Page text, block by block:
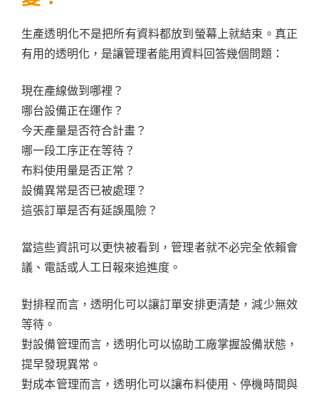
生產透明化不是把所有資料都放到螢幕上就結束。真正
有用的透明化，是讓管理者能用資料回答幾個問題：
現在產線做到哪裡？
哪台設備正在運作？
今天產量是否符合計畫？
哪一段工序正在等待？
布料使用量是否正常？
設備異常是否已被處理？
這張訂單是否有延誤風險？
當這些資訊可以更快被看到，管理者就不必完全依賴會
議、電話或人工日報來追進度。
對排程而言，透明化可以讓訂單安排更清楚，減少無效
等待。
對設備管理而言，透明化可以協助工廠掌握設備狀態，
提早發現異常。
對成本管理而言，透明化可以讓布料使用、停機時間與